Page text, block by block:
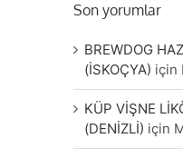
Son yorumlar
BREWDOG
(İSKOÇYA) için
KÜP VİŞNE
(DENİZLİ) için